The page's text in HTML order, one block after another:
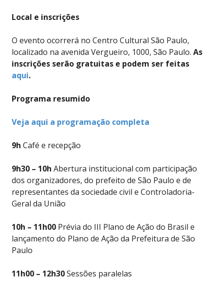
Local e inscrições
O evento ocorrerá no Centro Cultural São Paulo,
localizado na avenida Vergueiro, 1000, São Paulo. As
inscrições serão gratuitas e podem ser feitas
aqui.
Programa resumido
Veja aqui a programação completa
9h Café e recepção
9h30 – 10h Abertura institucional com participação
dos organizadores, do prefeito de São Paulo e de
representantes da sociedade civil e Controladoria-
Geral da União
10h – 11h00 Prévia do III Plano de Ação do Brasil e
lançamento do Plano de Ação da Prefeitura de São
Paulo
11h00 – 12h30Sessões paralelas